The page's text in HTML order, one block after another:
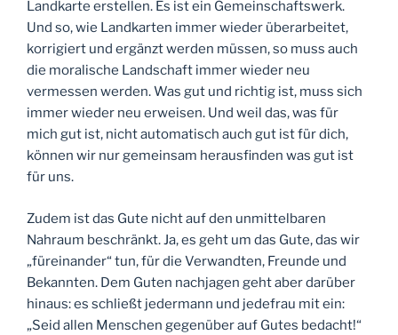
Landkarte erstellen. Es ist ein Gemeinschaftswerk.
Und so, wie Landkarten immer wieder überarbeitet,
korrigiert und ergänzt werden müssen, so muss auch
die moralische Landschaft immer wieder neu
vermessen werden. Was gut und richtig ist, muss sich
immer wieder neu erweisen. Und weil das, was für
mich gut ist, nicht automatisch auch gut ist für dich,
können wir nur gemeinsam herausfinden was gut ist
für uns.
Zudem ist das Gute nicht auf den unmittelbaren
Nahraum beschränkt. Ja, es geht um das Gute, das wir
„füreinander“ tun, für die Verwandten, Freunde und
Bekannten. Dem Guten nachjagen geht aber darüber
hinaus: es schließt jedermann und jedefrau mit ein:
„Seid allen Menschen gegenüber auf Gutes bedacht!“